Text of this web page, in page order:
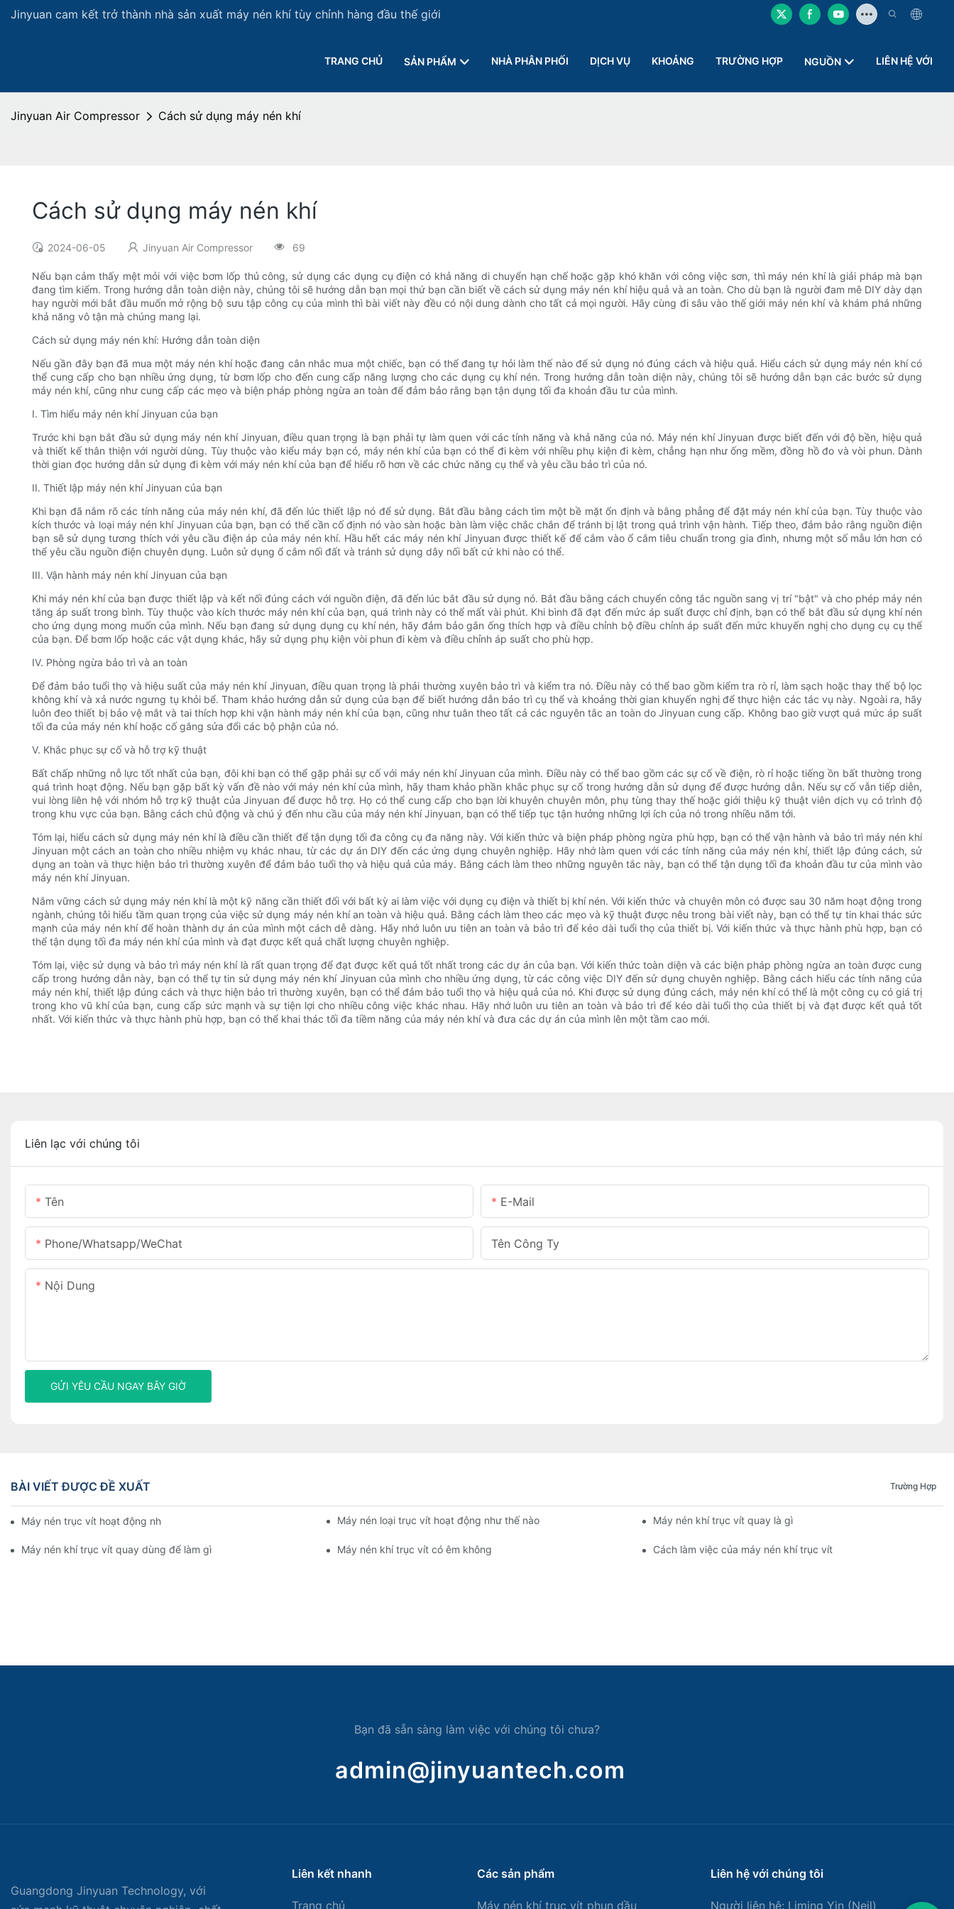
Jinyuan cam kết trở thành nhà sản xuất máy nén khí tùy chỉnh hàng đầu thế giới
TRANG CHỦ SẢN PHẨM NHÀ PHÂN PHỐI DỊCH VỤ KHOẢNG TRƯỜNG HỢP NGUỒN LIÊN HỆ VỚI
Jinyuan Air Compressor Cách sử dụng máy nén khí
Cách sử dụng máy nén khí
2024-06-05 Jinyuan Air Compressor 69
Nếu bạn cảm thấy mệt mỏi với việc bơm lốp thủ công, sử dụng các dụng cụ điện có khả năng di chuyển hạn chế hoặc gặp khó khăn với công việc sơn, thì máy nén khí là giải pháp mà bạn
đang tìm kiếm. Trong hướng dẫn toàn diện này, chúng tôi sẽ hướng dẫn bạn mọi thứ bạn cần biết về cách sử dụng máy nén khí hiệu quả và an toàn. Cho dù bạn là người đam mê DIY dày dạn
hay người mới bắt đầu muốn mở rộng bộ sưu tập công cụ của mình thì bài viết này đều có nội dung dành cho tất cả mọi người. Hãy cùng đi sâu vào thế giới máy nén khí và khám phá những
khả năng vô tận mà chúng mang lại.
Cách sử dụng máy nén khí: Hướng dẫn toàn diện
Nếu gần đây bạn đã mua một máy nén khí hoặc đang cân nhắc mua một chiếc, bạn có thể đang tự hỏi làm thế nào để sử dụng nó đúng cách và hiệu quả. Hiểu cách sử dụng máy nén khí có
thể cung cấp cho bạn nhiều ứng dụng, từ bơm lốp cho đến cung cấp năng lượng cho các dụng cụ khí nén. Trong hướng dẫn toàn diện này, chúng tôi sẽ hướng dẫn bạn các bước sử dụng
máy nén khí, cũng như cung cấp các mẹo và biện pháp phòng ngừa an toàn để đảm bảo rằng bạn tận dụng tối đa khoản đầu tư của mình.
I. Tìm hiểu máy nén khí Jinyuan của bạn
Trước khi bạn bắt đầu sử dụng máy nén khí Jinyuan, điều quan trọng là bạn phải tự làm quen với các tính năng và khả năng của nó. Máy nén khí Jinyuan được biết đến với độ bền, hiệu quả
và thiết kế thân thiện với người dùng. Tùy thuộc vào kiểu máy bạn có, máy nén khí của bạn có thể đi kèm với nhiều phụ kiện đi kèm, chẳng hạn như ống mềm, đồng hồ đo và vòi phun. Dành
thời gian đọc hướng dẫn sử dụng đi kèm với máy nén khí của bạn để hiểu rõ hơn về các chức năng cụ thể và yêu cầu bảo trì của nó.
II. Thiết lập máy nén khí Jinyuan của bạn
Khi bạn đã nắm rõ các tính năng của máy nén khí, đã đến lúc thiết lập nó để sử dụng. Bắt đầu bằng cách tìm một bề mặt ổn định và bằng phẳng để đặt máy nén khí của bạn. Tùy thuộc vào
kích thước và loại máy nén khí Jinyuan của bạn, bạn có thể cần cố định nó vào sàn hoặc bàn làm việc chắc chắn để tránh bị lật trong quá trình vận hành. Tiếp theo, đảm bảo rằng nguồn điện
bạn sẽ sử dụng tương thích với yêu cầu điện áp của máy nén khí. Hầu hết các máy nén khí Jinyuan được thiết kế để cắm vào ổ cắm tiêu chuẩn trong gia đình, nhưng một số mẫu lớn hơn có
thể yêu cầu nguồn điện chuyên dụng. Luôn sử dụng ổ cắm nối đất và tránh sử dụng dây nối bất cứ khi nào có thể.
III. Vận hành máy nén khí Jinyuan của bạn
Khi máy nén khí của bạn được thiết lập và kết nối đúng cách với nguồn điện, đã đến lúc bắt đầu sử dụng nó. Bắt đầu bằng cách chuyển công tắc nguồn sang vị trí "bật" và cho phép máy nén
tăng áp suất trong bình. Tùy thuộc vào kích thước máy nén khí của bạn, quá trình này có thể mất vài phút. Khi bình đã đạt đến mức áp suất được chỉ định, bạn có thể bắt đầu sử dụng khí nén
cho ứng dụng mong muốn của mình. Nếu bạn đang sử dụng dụng cụ khí nén, hãy đảm bảo gắn ống thích hợp và điều chỉnh bộ điều chỉnh áp suất đến mức khuyến nghị cho dụng cụ cụ thể
của bạn. Để bơm lốp hoặc các vật dụng khác, hãy sử dụng phụ kiện vòi phun đi kèm và điều chỉnh áp suất cho phù hợp.
IV. Phòng ngừa bảo trì và an toàn
Để đảm bảo tuổi thọ và hiệu suất của máy nén khí Jinyuan, điều quan trọng là phải thường xuyên bảo trì và kiểm tra nó. Điều này có thể bao gồm kiểm tra rò rỉ, làm sạch hoặc thay thế bộ lọc
không khí và xả nước ngưng tụ khỏi bể. Tham khảo hướng dẫn sử dụng của bạn để biết hướng dẫn bảo trì cụ thể và khoảng thời gian khuyến nghị để thực hiện các tác vụ này. Ngoài ra, hãy
luôn đeo thiết bị bảo vệ mắt và tai thích hợp khi vận hành máy nén khí của bạn, cũng như tuân theo tất cả các nguyên tắc an toàn do Jinyuan cung cấp. Không bao giờ vượt quá mức áp suất
tối đa của máy nén khí hoặc cố gắng sửa đổi các bộ phận của nó.
V. Khắc phục sự cố và hỗ trợ kỹ thuật
Bất chấp những nỗ lực tốt nhất của bạn, đôi khi bạn có thể gặp phải sự cố với máy nén khí Jinyuan của mình. Điều này có thể bao gồm các sự cố về điện, rò rỉ hoặc tiếng ồn bất thường trong
quá trình hoạt động. Nếu bạn gặp bất kỳ vấn đề nào với máy nén khí của mình, hãy tham khảo phần khắc phục sự cố trong hướng dẫn sử dụng để được hướng dẫn. Nếu sự cố vẫn tiếp diễn,
vui lòng liên hệ với nhóm hỗ trợ kỹ thuật của Jinyuan để được hỗ trợ. Họ có thể cung cấp cho bạn lời khuyên chuyên môn, phụ tùng thay thế hoặc giới thiệu kỹ thuật viên dịch vụ có trình độ
trong khu vực của bạn. Bằng cách chủ động và chú ý đến nhu cầu của máy nén khí Jinyuan, bạn có thể tiếp tục tận hưởng những lợi ích của nó trong nhiều năm tới.
Tóm lại, hiểu cách sử dụng máy nén khí là điều cần thiết để tận dụng tối đa công cụ đa năng này. Với kiến ​​thức và biện pháp phòng ngừa phù hợp, bạn có thể vận hành và bảo trì máy nén khí
Jinyuan một cách an toàn cho nhiều nhiệm vụ khác nhau, từ các dự án DIY đến các ứng dụng chuyên nghiệp. Hãy nhớ làm quen với các tính năng của máy nén khí, thiết lập đúng cách, sử
dụng an toàn và thực hiện bảo trì thường xuyên để đảm bảo tuổi thọ và hiệu quả của máy. Bằng cách làm theo những nguyên tắc này, bạn có thể tận dụng tối đa khoản đầu tư của mình vào
máy nén khí Jinyuan.
Nắm vững cách sử dụng máy nén khí là một kỹ năng cần thiết đối với bất kỳ ai làm việc với dụng cụ điện và thiết bị khí nén. Với kiến ​​thức và chuyên môn có được sau 30 năm hoạt động trong
ngành, chúng tôi hiểu tầm quan trọng của việc sử dụng máy nén khí an toàn và hiệu quả. Bằng cách làm theo các mẹo và kỹ thuật được nêu trong bài viết này, bạn có thể tự tin khai thác sức
mạnh của máy nén khí để hoàn thành dự án của mình một cách dễ dàng. Hãy nhớ luôn ưu tiên an toàn và bảo trì để kéo dài tuổi thọ của thiết bị. Với kiến ​​thức và thực hành phù hợp, bạn có
thể tận dụng tối đa máy nén khí của mình và đạt được kết quả chất lượng chuyên nghiệp.
Tóm lại, việc sử dụng và bảo trì máy nén khí là rất quan trọng để đạt được kết quả tốt nhất trong các dự án của bạn. Với kiến ​​thức toàn diện và các biện pháp phòng ngừa an toàn được cung
cấp trong hướng dẫn này, bạn có thể tự tin sử dụng máy nén khí Jinyuan của mình cho nhiều ứng dụng, từ các công việc DIY đến sử dụng chuyên nghiệp. Bằng cách hiểu các tính năng của
máy nén khí, thiết lập đúng cách và thực hiện bảo trì thường xuyên, bạn có thể đảm bảo tuổi thọ và hiệu quả của nó. Khi được sử dụng đúng cách, máy nén khí có thể là một công cụ có giá trị
trong kho vũ khí của bạn, cung cấp sức mạnh và sự tiện lợi cho nhiều công việc khác nhau. Hãy nhớ luôn ưu tiên an toàn và bảo trì để kéo dài tuổi thọ của thiết bị và đạt được kết quả tốt
nhất. Với kiến ​​thức và thực hành phù hợp, bạn có thể khai thác tối đa tiềm năng của máy nén khí và đưa các dự án của mình lên một tầm cao mới.
Liên lạc với chúng tôi
Tên E-Mail
Phone/Whatsapp/WeChat Tên Công Ty
Nội Dung
GỬI YÊU CẦU NGAY BÂY GIỜ
BÀI VIẾT ĐƯỢC ĐỀ XUẤT Trường Hợp
Máy nén trục vít hoạt động như thế nào Máy nén loại trục vít hoạt động như thế nào Máy nén khí trục vít quay là gì
Máy nén khí trục vít quay dùng để làm gì Máy nén khí trục vít có êm không Cách làm việc của máy nén khí trục vít
Bạn đã sẵn sàng làm việc với chúng tôi chưa?
admin@jinyuantech.com
Guangdong Jinyuan Technology, với
Liên kết nhanh
Trang chủ
Các sản phẩm
Máy nén khí trục vít phun dầu
Liên hệ với chúng tôi
Người liên hệ: Liming Yin (Neil)